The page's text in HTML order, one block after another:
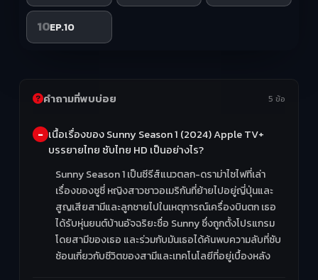
10EP.10
คำถามที่พบบ่อย 5 ข้อ
เนื้อเรื่องของ Sunny Season 1 (2024) Apple TV+
บรรยายไทย ซับไทย HD เป็นอย่างไร?
Sunny Season 1 เป็นซีรีส์แนวตลก-ดราม่าไซไฟที่เล่า
เรื่องของซูซี่ หญิงสาวชาวอเมริกันที่ย้ายไปอยู่ญี่ปุ่นและ
สูญเสียสามีและลูกชายไปในเหตุการณ์เครื่องบินตก เธอ
ได้รับหุ่นยนต์บ้านอัจฉริยะชื่อ Sunny ซึ่งถูกตั้งโปรแกรม
โดยสามีของเธอ และร่วมกับมันเธอได้ค้นพบความลับที่ซับ
ซ้อนเกี่ยวกับชีวิตของสามีและเทคโนโลยีที่อยู่เบื้องหลัง